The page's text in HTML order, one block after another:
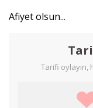
Afiyet olsun...
Tarifi oylayın,